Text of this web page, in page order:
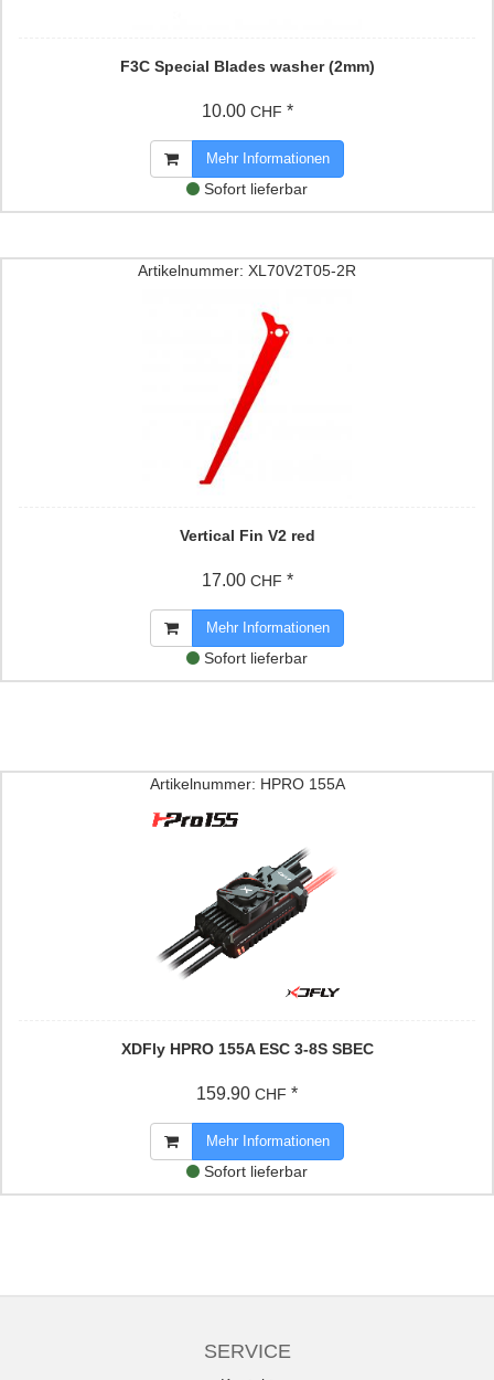
F3C Special Blades washer (2mm)
10.00 CHF *
Mehr Informationen
Sofort lieferbar
Artikelnummer: XL70V2T05-2R
Vertical Fin V2 red
17.00 CHF *
Mehr Informationen
Sofort lieferbar
Artikelnummer: HPRO 155A
XDFly HPRO 155A ESC 3-8S SBEC
159.90 CHF *
Mehr Informationen
Sofort lieferbar
SERVICE